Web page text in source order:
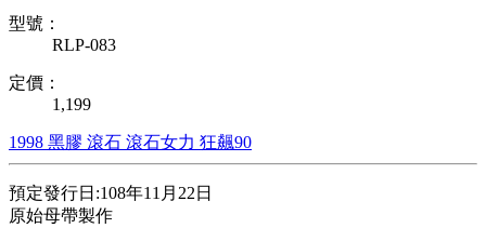
型號：
RLP-083
定價：
1,199
1998 黑膠 滾石 滾石女力 狂飆90
預定發行日:108年11月22日
原始母帶製作